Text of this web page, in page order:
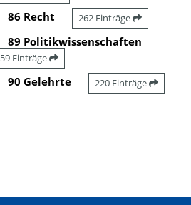
86 Recht 262 Einträge
89 Politikwissenschaften
59 Einträge
90 Gelehrte 220 Einträge